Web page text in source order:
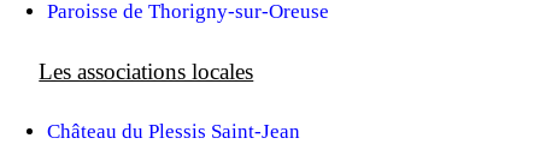
Paroisse de Thorigny-sur-Oreuse
Les associations locales
Château du Plessis Saint-Jean